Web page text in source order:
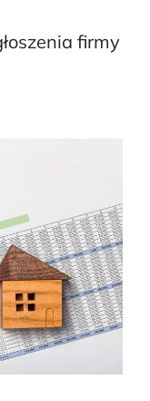
firmy